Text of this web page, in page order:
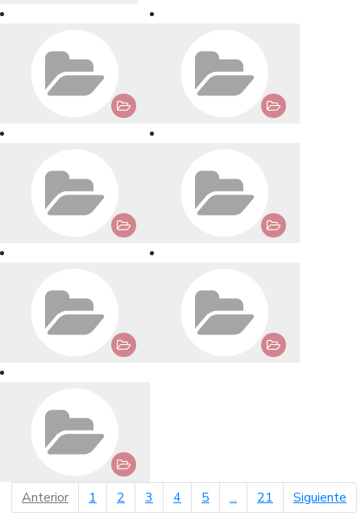
Anteriorpágina anterior
1 2 3 4 5 ... 21 Siguiente